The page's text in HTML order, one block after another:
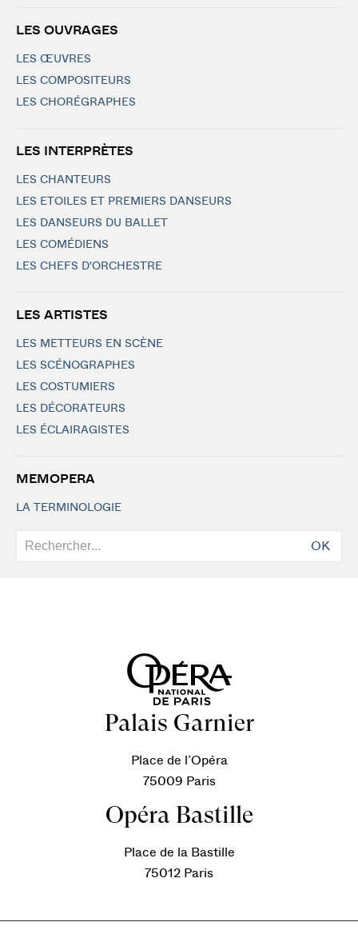
LES OUVRAGES
LES ŒUVRES
LES COMPOSITEURS
LES CHORÉGRAPHES
LES INTERPRÈTES
LES CHANTEURS
LES ETOILES ET PREMIERS DANSEURS
LES DANSEURS DU BALLET
LES COMÉDIENS
LES CHEFS D'ORCHESTRE
LES ARTISTES
LES METTEURS EN SCÈNE
LES SCÉNOGRAPHES
LES COSTUMIERS
LES DÉCORATEURS
LES ÉCLAIRAGISTES
MEMOPERA
LA TERMINOLOGIE
OK
Palais Garnier
Place de l’Opéra
75009 Paris
Opéra Bastille
Place de la Bastille
75012 Paris